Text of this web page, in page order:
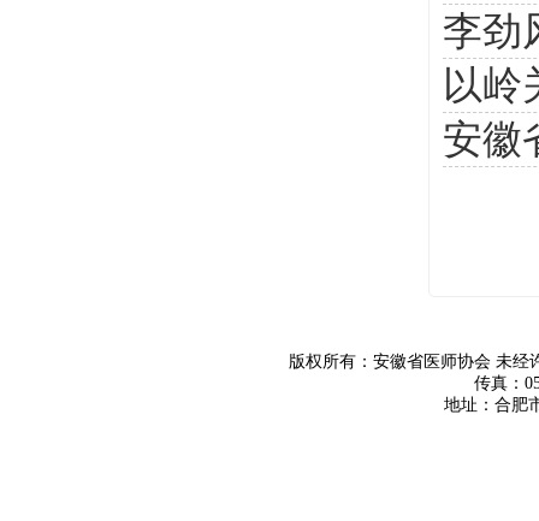
李劲
以岭
安徽
版权所有：安徽省医师协会 未
传真：
地址：合肥